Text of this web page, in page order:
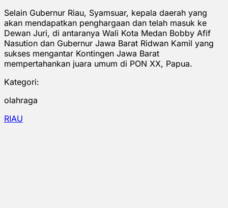
Selain Gubernur Riau, Syamsuar, kepala daerah yang
akan mendapatkan penghargaan dan telah masuk ke
Dewan Juri, di antaranya Wali Kota Medan Bobby Afif
Nasution dan Gubernur Jawa Barat Ridwan Kamil yang
sukses mengantar Kontingen Jawa Barat
mempertahankan juara umum di PON XX, Papua.
Kategori:
olahraga
RIAU